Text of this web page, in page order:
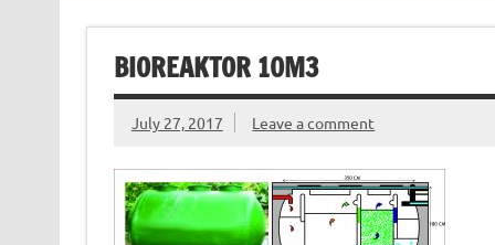
BIOREAKTOR 10M3
July 27, 2017 Leave a comment